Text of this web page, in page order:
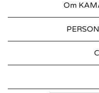
Om